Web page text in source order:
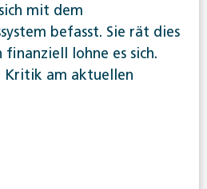
mit dem
befasst. Sie rät dies
finanziell lohne es sich.
Kritik am aktuellen